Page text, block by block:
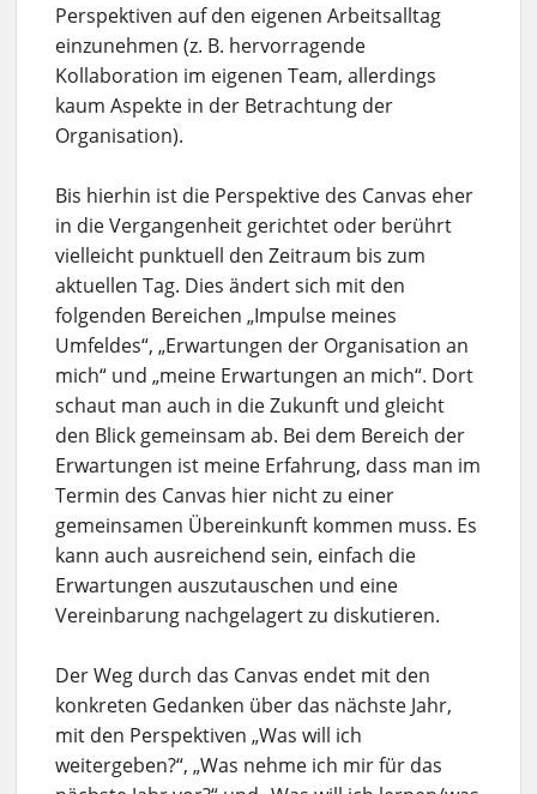
Perspektiven auf den eigenen Arbeitsalltag
einzunehmen (z. B. hervorragende
Kollaboration im eigenen Team, allerdings
kaum Aspekte in der Betrachtung der
Organisation).
Bis hierhin ist die Perspektive des Canvas eher
in die Vergangenheit gerichtet oder berührt
vielleicht punktuell den Zeitraum bis zum
aktuellen Tag. Dies ändert sich mit den
folgenden Bereichen „Impulse meines
Umfeldes“, „Erwartungen der Organisation an
mich“ und „meine Erwartungen an mich“. Dort
schaut man auch in die Zukunft und gleicht
den Blick gemeinsam ab. Bei dem Bereich der
Erwartungen ist meine Erfahrung, dass man im
Termin des Canvas hier nicht zu einer
gemeinsamen Übereinkunft kommen muss. Es
kann auch ausreichend sein, einfach die
Erwartungen auszutauschen und eine
Vereinbarung nachgelagert zu diskutieren.
Der Weg durch das Canvas endet mit den
konkreten Gedanken über das nächste Jahr,
mit den Perspektiven „Was will ich
weitergeben?“, „Was nehme ich mir für das